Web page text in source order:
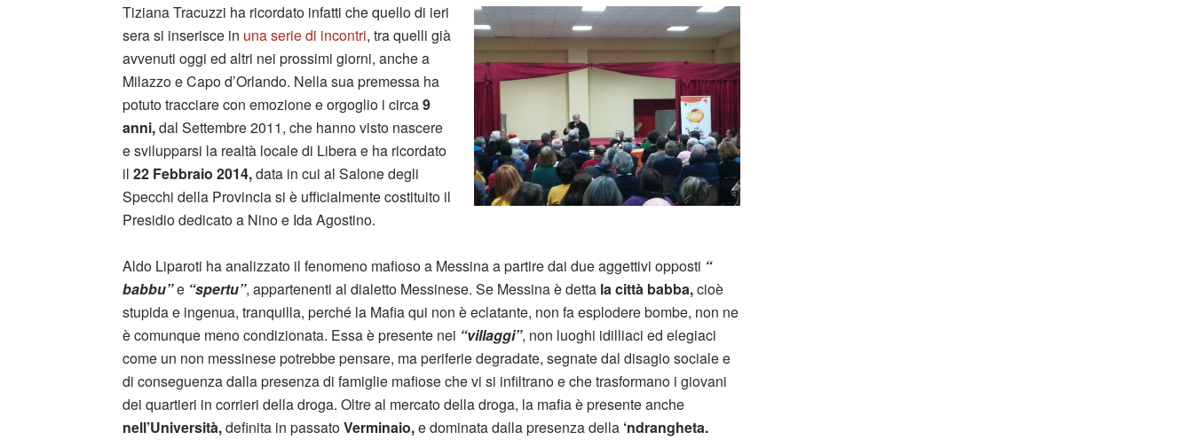
Tiziana Tracuzzi ha ricordato infatti che quello di ieri
sera si inserisce in una serie di incontri, tra quelli già
avvenuti oggi ed altri nei prossimi giorni, anche a
Milazzo e Capo d’Orlando. Nella sua premessa ha
potuto tracciare con emozione e orgoglio i circa9
anni,dal Settembre 2011, che hanno visto nascere
e svilupparsi la realtà locale di Libera e ha ricordato
il 22 Febbraio 2014,data in cui al Salone degli
Specchi della Provincia si è ufficialmente costituito il
Presidio dedicato a Nino e Ida Agostino.
Aldo Liparoti ha analizzato il fenomeno mafioso a Messina a partire dai due aggettivi opposti “
babbu”e “spertu”, appartenenti al dialetto Messinese. Se Messina è detta la città babba,cioè
stupida e ingenua, tranquilla, perché la Mafia qui non è eclatante, non fa esplodere bombe, non ne
è comunque meno condizionata. Essa è presente nei “villaggi”, non luoghi idilliaci ed elegiaci
come un non messinese potrebbe pensare, ma periferie degradate, segnate dal disagio sociale e
di conseguenza dalla presenza di famiglie mafiose che vi si infiltrano e che trasformano i giovani
dei quartieri in corrieri della droga. Oltre al mercato della droga, la mafia è presente anche
nell’Università,definita in passatoVerminaio,e dominata dalla presenza della ‘ndrangheta.